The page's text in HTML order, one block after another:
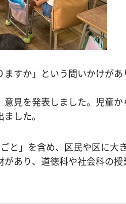
すか」という問いかけが
見を発表しました。児童
した。
と」を含め、区民や区に
あり、道徳科や社会科の